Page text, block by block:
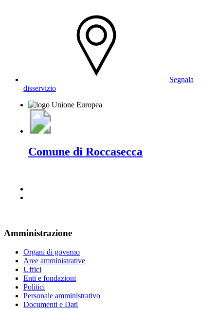
Segnala
disservizio
Comune di Roccasecca
Amministrazione
Organi di governo
Aree amministrative
Uffici
Enti e fondazioni
Politici
Personale amministrativo
Documenti e Dati